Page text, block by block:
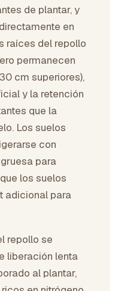
de plantar, y
en
raíces del repollo
permanecen
cm superiores),
y la retención
que la
Los suelos
con
para
los suelos
adicional para
repollo se
liberación lenta
al plantar,